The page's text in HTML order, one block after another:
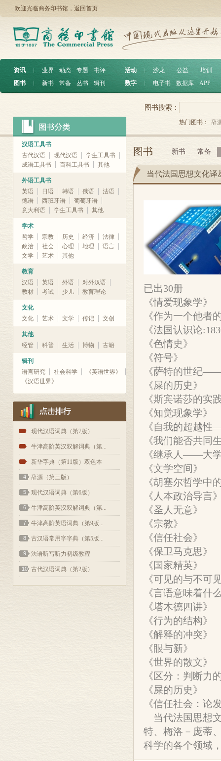
欢迎光临商务印书馆， 返回首页
资讯 ︱ 业界 动态 专题
书评
图书
︱ 新书 常备 丛书 辑刊
活动 沙龙 公益
培训
数字
电子书 数据库 APP
汉语工具书
古代汉语
现代汉语
学生工具书
成语工具书
百科工具书 其他
外语工具书
英语
日语 韩语 俄语
法语
德语
西班牙语
葡萄牙语
意大利语
学生工具书 其他
学术
哲学
宗教 历史 经济
法律
政治
社会 心理 地理
语言
文学
艺术 其他
教育
汉语
英语 外语
对外汉语
教材
考试 少儿 教育理论
文化
文化
艺术 文学 传记 文创
其他
经管
科普 生活 博物 古籍
辑刊
语言研究
社会科学
《英语世界》
《汉语世界》
1 现代汉语词典（第7版）
2 牛津高阶英汉双解词典（第...
3 新华字典（第11版）双色本
4 辞源（第三版）
5 现代汉语词典（第6版）
6 牛津高阶英汉双解词典（第...
7 牛津高阶英语词典（第9版...
8 古汉语常用字字典（第5版...
9 法语听写听力初级教程
10 古代汉语词典（第2版）
图书搜索：
热门图书： 辞
图书 新书 常备
当代法国思想文化译
已出30册
《情爱现象学》
《作为一个他者
《法国认识论
《色情史》
《符号》
《萨特的世纪
《屎的历史》
《斯宾诺莎的实
《知觉现象学》
《自我的超越
《我们能否共
《继承人——大
《文学空间》
《胡塞尔哲学中
《人本政治导言
《圣人无意》
《宗教》
《信任社会》
《保卫马克思》
《国家精英》
《可见的与不可
《言语意味着什
《塔木德四讲》
《行为的结构》
《解释的冲突》
《眼与新》
《世界的散文》
《区分：判断力
《屎的历史》
《信任社会：论
当代法国思想
特、梅洛－庞蒂
科学的各个领域